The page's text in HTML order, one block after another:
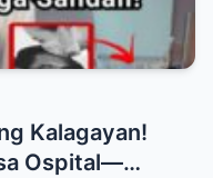
Kalagayan!
Ospital—